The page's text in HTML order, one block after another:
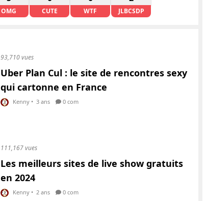
OMG CUTE WTF JLBCSDP
93,710 vues
Uber Plan Cul : le site de rencontres sexy
qui cartonne en France
Kenny • 3 ans 0 com
111,167 vues
Les meilleurs sites de live show gratuits
en 2024
Kenny • 2 ans 0 com